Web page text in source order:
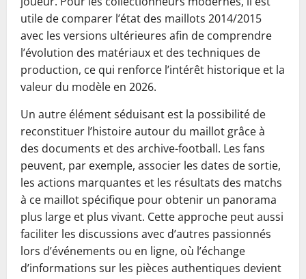
utile de comparer l’état des maillots 2014/2015
avec les versions ultérieures afin de comprendre
l’évolution des matériaux et des techniques de
production, ce qui renforce l’intérêt historique et la
valeur du modèle en 2026.
Un autre élément séduisant est la possibilité de
reconstituer l’histoire autour du maillot grâce à
des documents et des archive-football. Les fans
peuvent, par exemple, associer les dates de sortie,
les actions marquantes et les résultats des matchs
à ce maillot spécifique pour obtenir un panorama
plus large et plus vivant. Cette approche peut aussi
faciliter les discussions avec d’autres passionnés
lors d’événements ou en ligne, où l’échange
d’informations sur les pièces authentiques devient